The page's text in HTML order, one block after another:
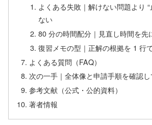
よくある失敗｜解けない問題より
ない
80 分の時間配分｜見直し時間を先
復習メモの型｜正解の根拠を 1 行
よくある質問（FAQ）
次の一手｜全体像と申請手順を確認
参考文献（公式・公的資料）
著者情報